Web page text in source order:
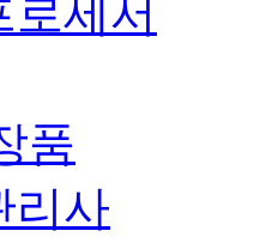
로세서
품
리사